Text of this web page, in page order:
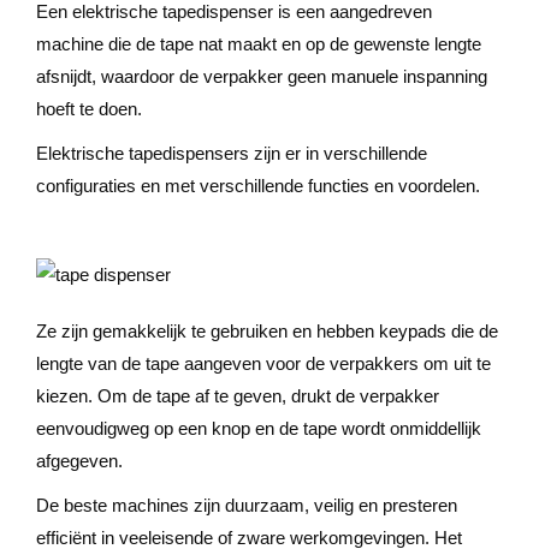
Een elektrische tapedispenser is een aangedreven
machine die de tape nat maakt en op de gewenste lengte
afsnijdt, waardoor de verpakker geen manuele inspanning
hoeft te doen.
Elektrische tapedispensers zijn er in verschillende
configuraties en met verschillende functies en voordelen.
Ze zijn gemakkelijk te gebruiken en hebben keypads die de
lengte van de tape aangeven voor de verpakkers om uit te
kiezen. Om de tape af te geven, drukt de verpakker
eenvoudigweg op een knop en de tape wordt onmiddellijk
afgegeven.
De beste machines zijn duurzaam, veilig en presteren
efficiënt in veeleisende of zware werkomgevingen. Het